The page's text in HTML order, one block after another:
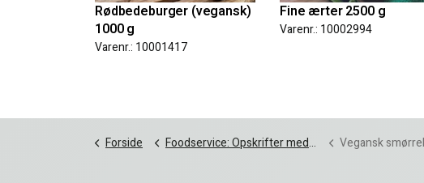
Rødbedeburger (vegansk)
1000 g
Varenr.: 10001417
Fine ærter 2500 g
Varenr.: 10002994
Forside Foodservice: Opskrifter med vegetar, vegansk og fingerfood Vegansk smørrebrød